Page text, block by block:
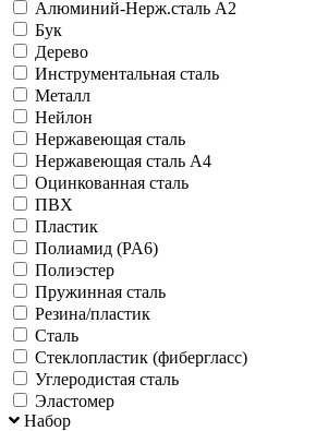
Алюминий-Нерж.сталь А2
Бук
Дерево
Инструментальная сталь
Металл
Нейлон
Нержавеющая сталь
Нержавеющая сталь А4
Оцинкованная сталь
ПВХ
Пластик
Полиамид (PA6)
Полиэстер
Пружинная сталь
Резина/пластик
Сталь
Стеклопластик (фибергласс)
Углеродистая сталь
Эластомер
Набор